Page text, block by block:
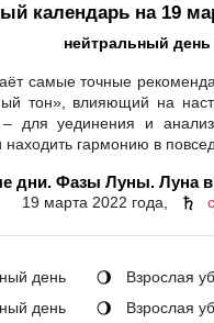
календарь на 19
нейтральный день
самые точные
тон», влияющий на
для уединения и
находить гармонию в
дни. Фазы Луны. Луна в
19 марта 2022 года, ♄
день 🌖 Взрослая
день
🌖 Взрослая